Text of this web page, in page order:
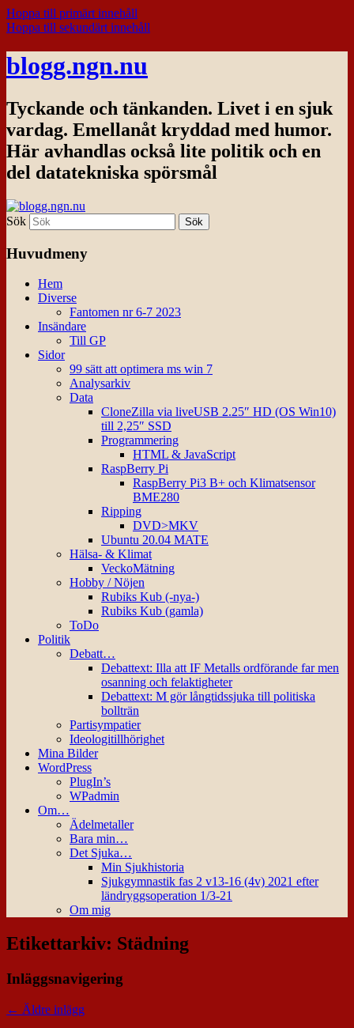
Hoppa till primärt innehåll
Hoppa till sekundärt innehåll
blogg.ngn.nu
Tyckande och tänkanden. Livet i en sjuk
vardag. Emellanåt kryddad med humor.
Här avhandlas också lite politik och en
del datatekniska spörsmål
Sök
Huvudmeny
Hem
Diverse
Fantomen nr 6-7 2023
Insändare
Till GP
Sidor
99 sätt att optimera ms win 7
Analysarkiv
Data
CloneZilla via liveUSB 2.25″ HD (OS Win10)
till 2,25″ SSD
Programmering
HTML & JavaScript
RaspBerry Pi
RaspBerry Pi3 B+ och Klimatsensor
BME280
Ripping
DVD>MKV
Ubuntu 20.04 MATE
Hälsa- & Klimat
VeckoMätning
Hobby / Nöjen
Rubiks Kub (-nya-)
Rubiks Kub (gamla)
ToDo
Politik
Debatt…
Debattext: Illa att IF Metalls ordförande far men
osanning och felaktigheter
Debattext: M gör långtidssjuka till politiska
bollträn
Partisympatier
Ideologitillhörighet
Mina Bilder
WordPress
PlugIn’s
WPadmin
Om…
Ädelmetaller
Bara min…
Det Sjuka…
Min Sjukhistoria
Sjukgymnastik fas 2 v13-16 (4v) 2021 efter
ländryggsoperation 1/3-21
Om mig
Etikettarkiv: Städning
Inläggsnavigering
← Äldre inlägg